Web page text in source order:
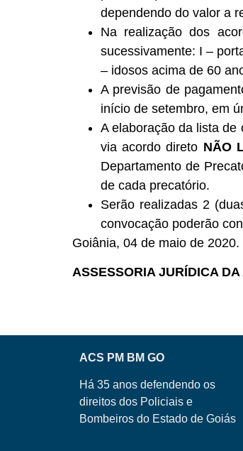
dependendo do valor a
Na realização dos
sucessivamente: I –
– idosos acima de 60
A previsão de
início de setembro, em
A elaboração da lista
via acordo direto NÃO
Departamento de
de cada precatório.
Serão realizadas 2
convocação poderão
Goiânia, 04 de maio de 2020.
ASSESSORIA JURÍDICA DA
ACS PM BM GO
Há 35 anos defendendo os
direitos dos Policiais e
Bombeiros do Estado de Goiás